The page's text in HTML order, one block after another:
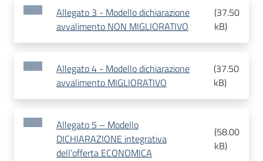
Allegato 3 - Modello dichiarazione
avvalimento NON MIGLIORATIVO
(37.50
kB)
Allegato 4 - Modello dichiarazione
avvalimento MIGLIORATIVO
(37.50
kB)
Allegato 5 – Modello
DICHIARAZIONE integrativa
dell’offerta ECONOMICA
(58.00
kB)